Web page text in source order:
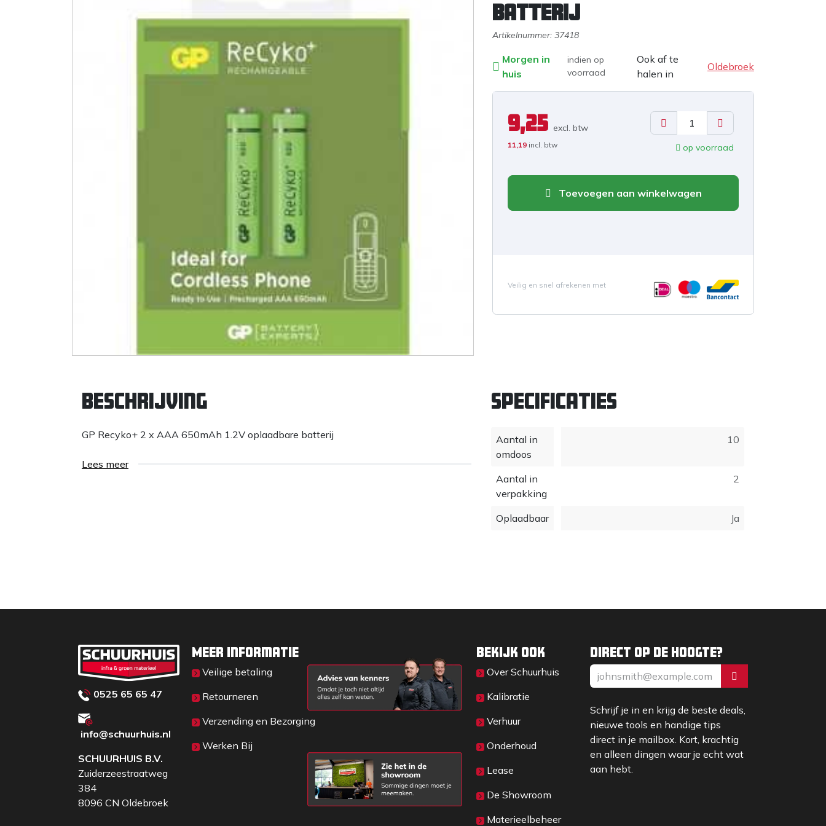
batterij
Artikelnummer: 37418
Morgen in
huis
indien op
voorraad
Ook af te
halen in
Oldebroek
9,25 excl. btw
11,19 incl. btw op voorraad
Toevoegen aan winkelwagen
Veilig en snel afrekenen met
Beschrijving
GP Recyko+ 2 x AAA 650mAh 1.2V oplaadbare batterij
Lees meer
Specificaties
Aantal in
omdoos
10
Aantal in
verpakking
2
Oplaadbaar Ja
Direct op de hoogte?
Schrijf je in en krijg de beste deals,
nieuwe tools en handige tips
direct in je mailbox. Kort, krachtig
en alleen dingen waar je echt wat
aan hebt.
Bekijk ook
Over Sc​huurhuis
Kalibratie
Verhuur
Onderhoud
Lease
De Showroom
Materieelbeheer
0525 65 65 47
info@schuurhuis.nl
SCHUURHUIS B.V.
Zuiderzeestraatweg
384
8096 CN Oldebroek
Meer informatie
Veilige betaling
Retourneren
Verzending en Bezorging
Werken Bij